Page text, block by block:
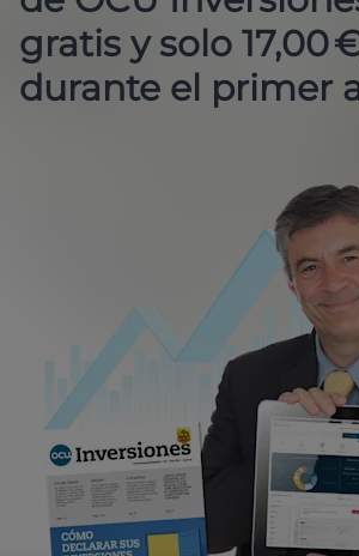
gratis y solo 17,00
durante el primer